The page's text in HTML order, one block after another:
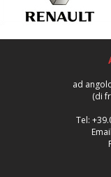
ad
(di
Tel: